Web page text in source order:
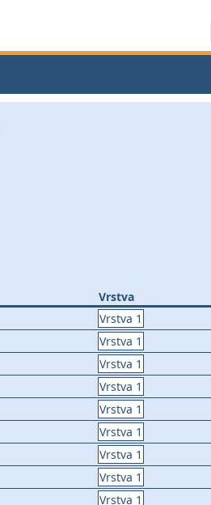
Vrstva
Vrstva 1
Vrstva 1
Vrstva 1
Vrstva 1
Vrstva 1
Vrstva 1
Vrstva 1
Vrstva 1
Vrstva 1